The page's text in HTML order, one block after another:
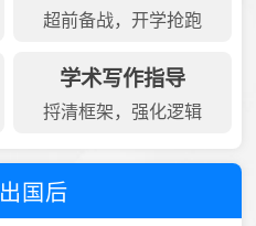
超前备战，开学抢跑
学术写作指导
捋清框架，强化逻辑
出国后